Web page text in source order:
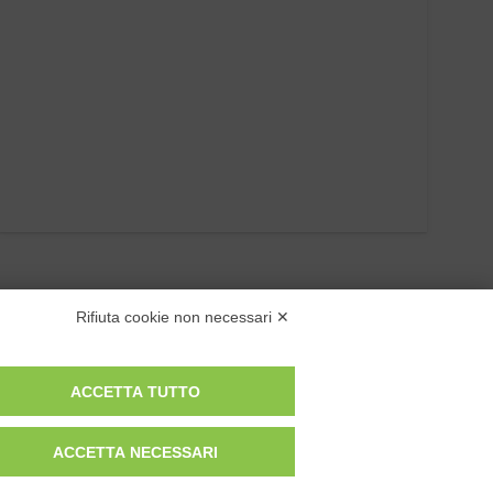
Privacy Policy
Rifiuta cookie non necessari ✕
ACCETTA TUTTO
ACCETTA NECESSARI